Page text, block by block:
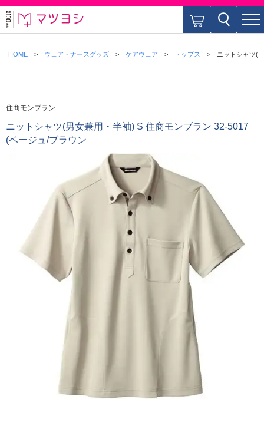
HOME ウェア・ナースグッズ ケアウェア トップス ニットシャツ(
住商モンブラン
ニットシャツ(男女兼用・半袖) S 住商モンブラン 32-5017
(ベージュ/ブラウン